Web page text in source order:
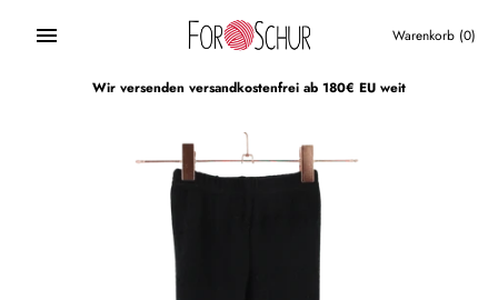
Warenkorb (0)
Wir versenden versandkostenfrei ab 180€ EU weit